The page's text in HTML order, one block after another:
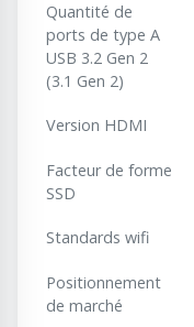
Quantité de
ports de type A
USB 3.2 Gen 2
(3.1 Gen 2)
Version HDMI
Facteur de forme
SSD
Standards wifi
Positionnement
de marché